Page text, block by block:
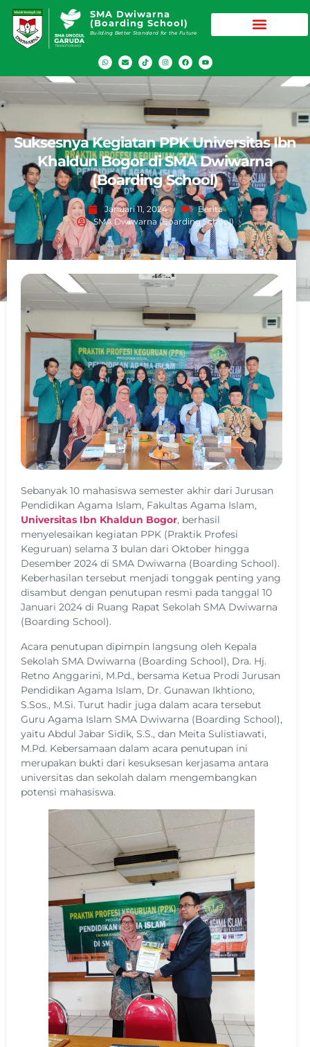
SMA Dwiwarna
(Boarding School)
Building Better Standard for the Future
Suksesnya Kegiatan PPK Universitas Ibn
Khaldun Bogor di SMA Dwiwarna
(Boarding School)
Januari 11, 2024
Berita
SMA Dwiwarna (Boarding School)
Sebanyak 10 mahasiswa semester akhir dari Jurusan
Pendidikan Agama Islam, Fakultas Agama Islam,
Universitas Ibn Khaldun Bogor, berhasil
menyelesaikan kegiatan PPK (Praktik Profesi
Keguruan) selama 3 bulan dari Oktober hingga
Desember 2024 di SMA Dwiwarna (Boarding School).
Keberhasilan tersebut menjadi tonggak penting yang
disambut dengan penutupan resmi pada tanggal 10
Januari 2024 di Ruang Rapat Sekolah SMA Dwiwarna
(Boarding School).
Acara penutupan dipimpin langsung oleh Kepala
Sekolah SMA Dwiwarna (Boarding School), Dra. Hj.
Retno Anggarini, M.Pd., bersama Ketua Prodi Jurusan
Pendidikan Agama Islam, Dr. Gunawan Ikhtiono,
S.Sos., M.Si. Turut hadir juga dalam acara tersebut
Guru Agama Islam SMA Dwiwarna (Boarding School),
yaitu Abdul Jabar Sidik, S.S., dan Meita Sulistiawati,
M.Pd. Kebersamaan dalam acara penutupan ini
merupakan bukti dari kesuksesan kerjasama antara
universitas dan sekolah dalam mengembangkan
potensi mahasiswa.